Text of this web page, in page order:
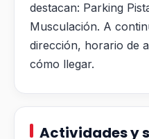
destacan: Parking
Musculación. A
dirección, horario de
cómo llegar.
Actividades y